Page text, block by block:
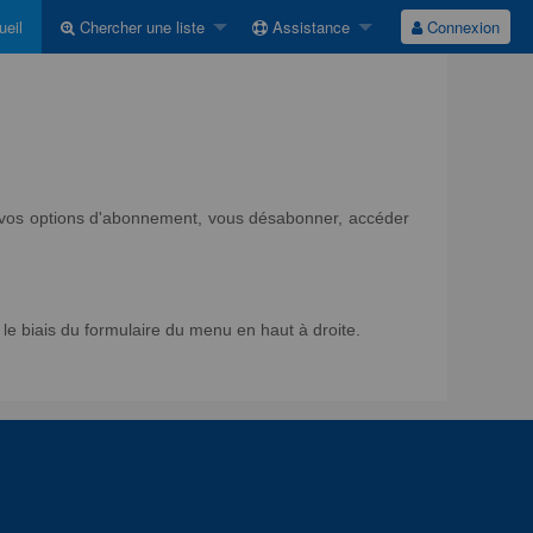
Chercher une liste Assistance Connexion
options d'abonnement, vous désabonner, accéder
biais du formulaire du menu en haut à droite.